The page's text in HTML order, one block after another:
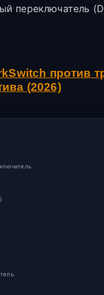
переключатель
против
(2026)